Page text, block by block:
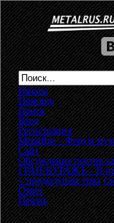
Начало
Помощь
Поиск
Вход
Регистрация
MetalRus - Форум
Сайт»
Обсуждение постов
ГРАН-КУРАЖЪ - В
« предыдущая тема
Ответ
Печать